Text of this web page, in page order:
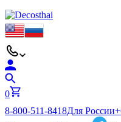
0
8-800-511-8418Для России